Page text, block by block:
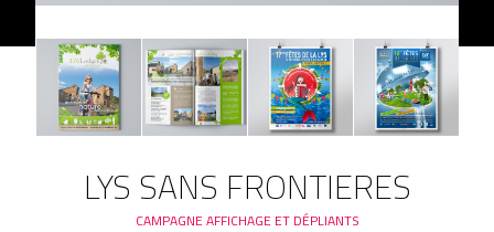
LYS SANS FRONTIERES
CAMPAGNE AFFICHAGE ET DÉPLIANTS